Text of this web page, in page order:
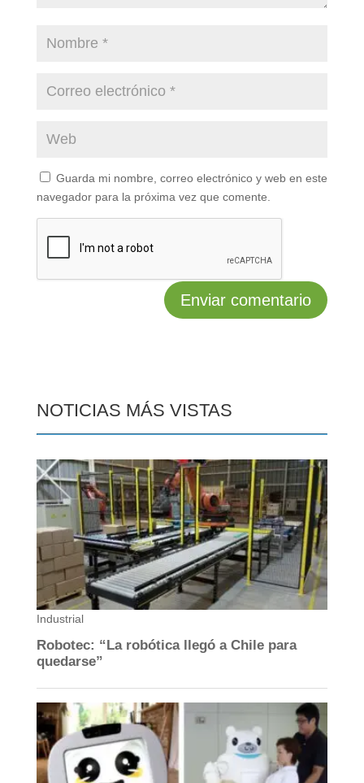
Guarda mi nombre, correo electrónico y web en este
navegador para la próxima vez que comente.
NOTICIAS MÁS VISTAS